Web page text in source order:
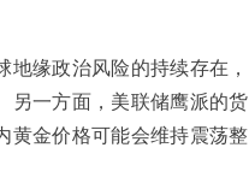
缘政治风险的持续存在，
另一方面，美联储鹰派的货
黄金价格可能会维持震荡整